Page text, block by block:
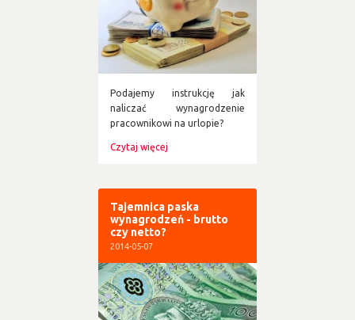
Podajemy instrukcję jak
naliczać wynagrodzenie
pracownikowi na urlopie?
Czytaj więcej
Tajemnica paska
wynagrodzeń - brutto
czy netto?
2014-05-07